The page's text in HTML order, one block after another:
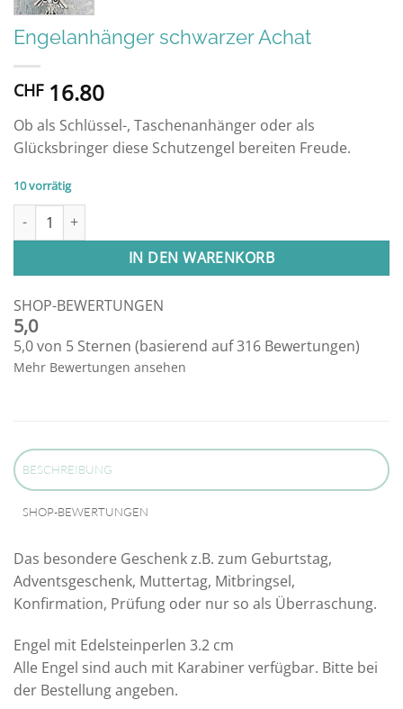
Engelanhänger schwarzer Achat
CHF16.80
Ob als Schlüssel-, Taschenanhänger oder als
Glücksbringer diese Schutzengel bereiten Freude.
10 vorrätig
Engelanhänger schwarzer Achat Menge
IN DEN WARENKORB
Alternative:
SHOP-BEWERTUNGEN
5,0
5,0 von 5 Sternen (basierend auf 316 Bewertungen)
Mehr Bewertungen ansehen
BESCHREIBUNG
SHOP-BEWERTUNGEN
Das besondere Geschenk z.B. zum Geburtstag,
Adventsgeschenk, Muttertag, Mitbringsel,
Konfirmation, Prüfung oder nur so als Überraschung.
Engel mit Edelsteinperlen 3.2 cm
Alle Engel sind auch mit Karabiner verfügbar. Bitte bei
der Bestellung angeben.